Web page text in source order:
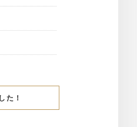
た！